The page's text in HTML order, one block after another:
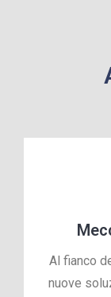
Al fianco
nuove